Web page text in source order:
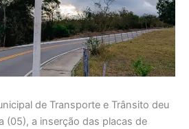
de Transporte e Trânsito deu
(05), a inserção das placas de